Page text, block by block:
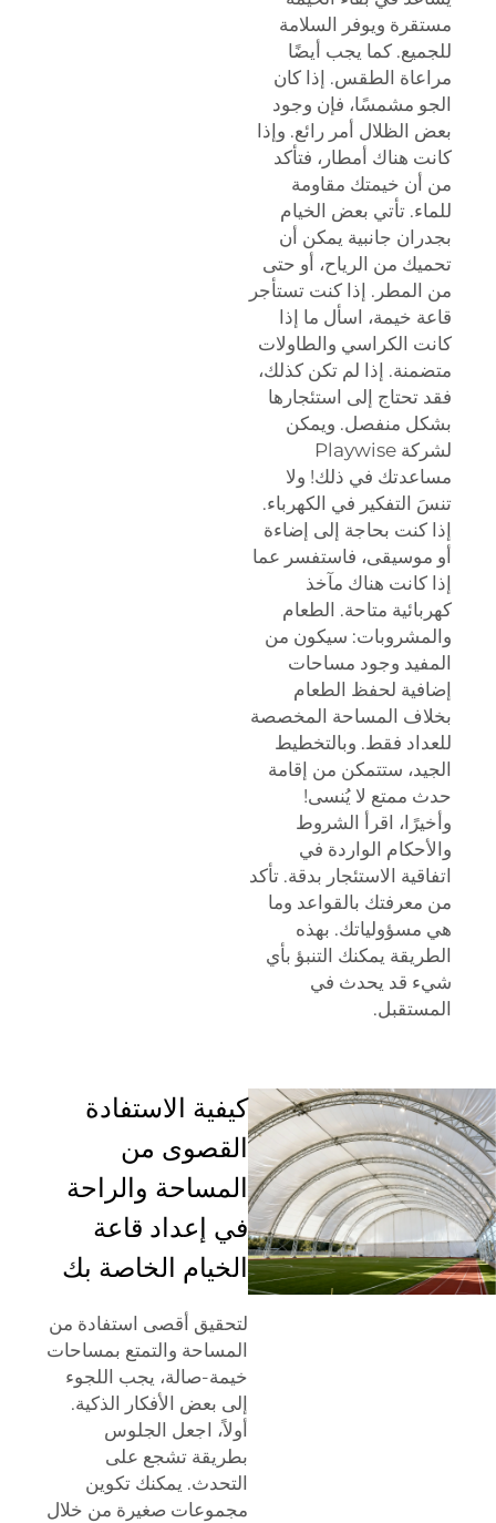
مستقرة ويوفر السلامة
للجميع. كما يجب أيضًا
مراعاة الطقس. إذا كان
الجو مشمسًا، فإن وجود
بعض الظلال أمر رائع. وإذا
كانت هناك أمطار، فتأكد
من أن خيمتك مقاومة
للماء. تأتي بعض الخيام
بجدران جانبية يمكن أن
تحميك من الرياح، أو حتى
من المطر. إذا كنت تستأجر
قاعة خيمة، اسأل ما إذا
كانت الكراسي والطاولات
متضمنة. إذا لم تكن كذلك،
فقد تحتاج إلى استئجارها
بشكل منفصل. ويمكن
لشركة Playwise
مساعدتك في ذلك! ولا
تنسَ التفكير في الكهرباء.
إذا كنت بحاجة إلى إضاءة
أو موسيقى، فاستفسر عما
إذا كانت هناك مآخذ
كهربائية متاحة. الطعام
والمشروبات: سيكون من
المفيد وجود مساحات
إضافية لحفظ الطعام
بخلاف المساحة المخصصة
للعداد فقط. وبالتخطيط
الجيد، ستتمكن من إقامة
حدث ممتع لا يُنسى!
وأخيرًا، اقرأ الشروط
والأحكام الواردة في
اتفاقية الاستئجار بدقة. تأكد
من معرفتك بالقواعد وما
هي مسؤولياتك. بهذه
الطريقة يمكنك التنبؤ بأي
شيء قد يحدث في
المستقبل.
كيفية الاستفادة
القصوى من
المساحة والراحة
في إعداد قاعة
الخيام الخاصة بك
لتحقيق أقصى استفادة من
المساحة والتمتع بمساحات
خيمة-صالة، يجب اللجوء
إلى بعض الأفكار الذكية.
أولاً، اجعل الجلوس
بطريقة تشجع على
التحدث. يمكنك تكوين
مجموعات صغيرة من خلال